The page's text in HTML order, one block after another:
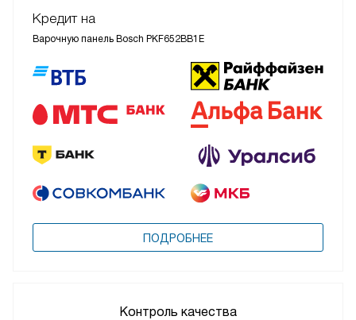
Кредит на
Варочную панель Bosch PKF652BB1E
ПОДРОБНЕЕ
Контроль качества